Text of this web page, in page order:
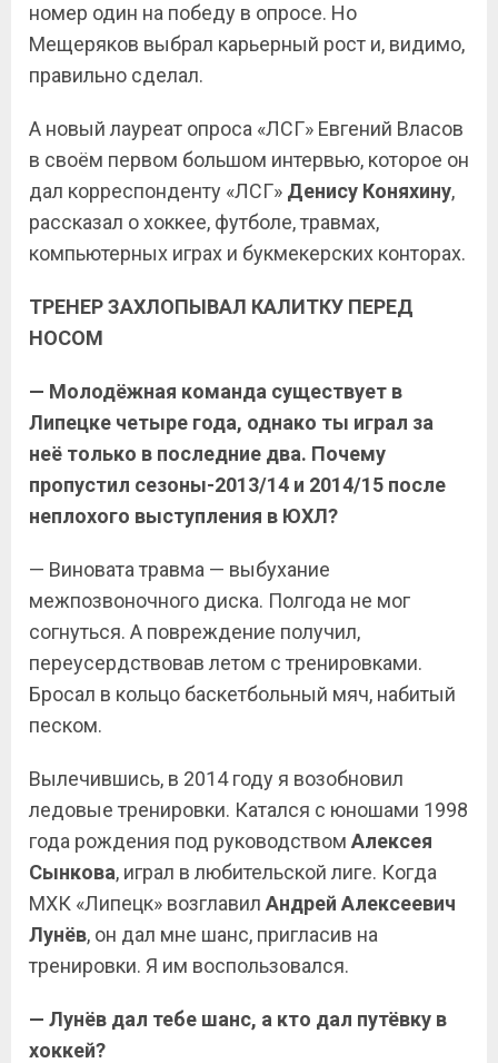
номер один на победу в опросе. Но
Мещеряков выбрал карьерный рост и, видимо,
правильно сделал.
А новый лауреат опроса «ЛСГ» Евгений Власов
в своём первом большом интервью, которое он
дал корреспонденту «ЛСГ» Денису Коняхину,
рассказал о хоккее, футболе, травмах,
компьютерных играх и букмекерских конторах.
ТРЕНЕР ЗАХЛОПЫВАЛ КАЛИТКУ ПЕРЕД
НОСОМ
— Молодёжная команда существует в
Липецке четыре года, однако ты играл за
неё только в последние два. Почему
пропустил сезоны-2013/14 и 2014/15 после
неплохого выступления в ЮХЛ?
— Виновата травма — выбухание
межпозвоночного диска. Полгода не мог
согнуться. А повреждение получил,
переусердствовав летом с тренировками.
Бросал в кольцо баскетбольный мяч, набитый
песком.
Вылечившись, в 2014 году я возобновил
ледовые тренировки. Катался с юношами 1998
года рождения под руководством Алексея
Сынкова, играл в любительской лиге. Когда
МХК «Липецк» возглавил Андрей Алексеевич
Лунёв, он дал мне шанс, пригласив на
тренировки. Я им воспользовался.
— Лунёв дал тебе шанс, а кто дал путёвку в
хоккей?